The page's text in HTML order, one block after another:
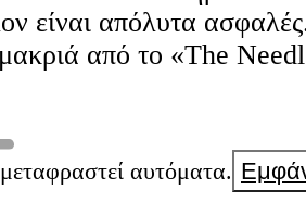
είναι απόλυτα
από το «The
κανόνισαν μεταφορά
ήταν φιλικός και
ήταν άνετο. Το
αυτόματα.